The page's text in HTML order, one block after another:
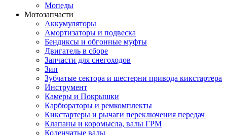
Мопеды
Мотозапчасти
Аккумуляторы
Амортизаторы и подвеска
Бендиксы и обгонные муфты
Двигатель в сборе
Запчасти для снегоходов
Зип
Зубчатые сектора и шестерни привода кикстартера
Инструмент
Камеры и Покрышки
Карбюраторы и ремкомплекты
Кикстартеры и рычаги переключения передач
Клапаны и коромысла, валы ГРМ
Коленчатые валы